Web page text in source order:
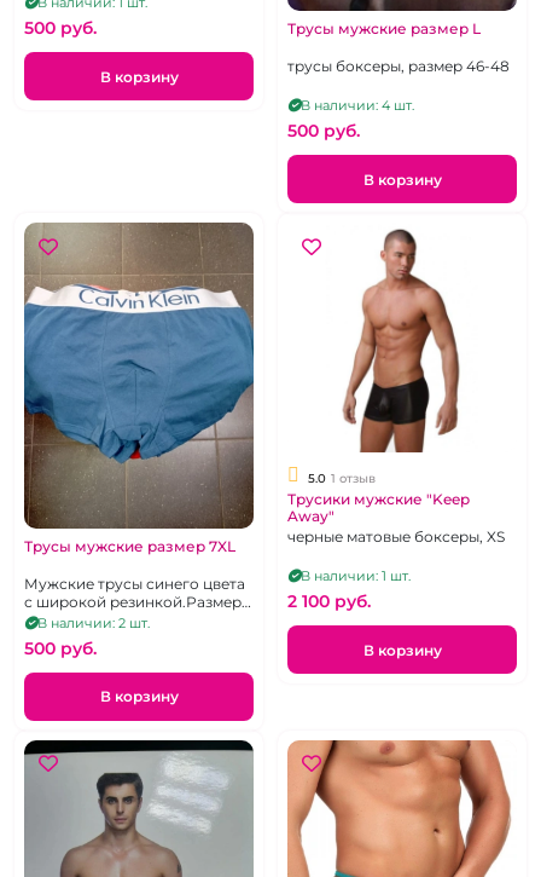
500 pуб.
В корзину
Трусы мужские размер L
трусы боксеры, размер 46-48
В наличии: 4 шт.
500 pуб.
В корзину
Трусы мужские размер 7XL
Мужские трусы синего цвета
с широкой резинкой.Размер
58В наличии: 2 шт.
500 pуб.
В корзину
5.0 1 отзыв
Трусики мужские "Keep
Away"
черные матовые боксеры, XS
В наличии: 1 шт.
2 100 pуб.
В корзину